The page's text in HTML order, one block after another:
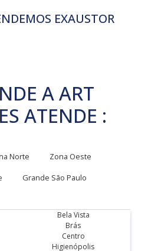
EXAUSTOR
A ART
ATENDE :
Norte
Zona Oeste
Grande São Paulo
Bela Vista
Brás
Centro
Higienópolis